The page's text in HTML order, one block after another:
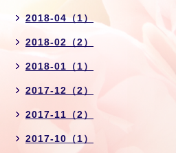
2018-04（1）
2018-02（2）
2018-01（1）
2017-12（2）
2017-11（2）
2017-10（1）